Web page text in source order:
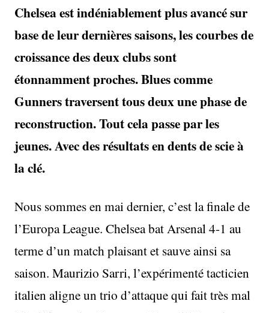
Chelsea est indéniablement plus avancé sur
base de leur dernières saisons, les courbes de
croissance des deux clubs sont
étonnamment proches. Blues comme
Gunners traversent tous deux une phase de
reconstruction.Tout cela passe par les
jeunes. Avec des résultats en dents de scie à
la clé.
Nous sommes en mai dernier, c’est la finale de
l’Europa League. Chelsea bat Arsenal 4-1 au
terme d’un match plaisant et sauve ainsi sa
saison. Maurizio Sarri, l’expérimenté tacticien
italien aligne un trio d’attaque qui fait très mal